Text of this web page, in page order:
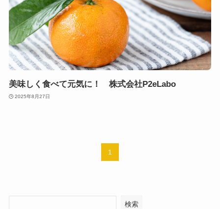
美味しく食べて元気に！ 株式会社P2eLabo
2025年8月27日
1
検索